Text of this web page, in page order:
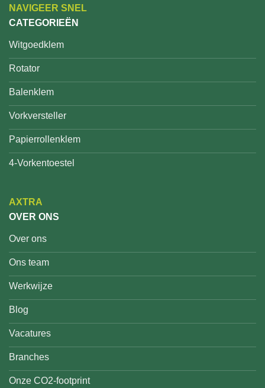
NAVIGEER SNEL
CATEGORIEËN
Witgoedklem
Rotator
Balenklem
Vorkversteller
Papierrollenklem
4-Vorkentoestel
AXTRA
OVER ONS
Over ons
Ons team
Werkwijze
Blog
Vacatures
Branches
Onze CO2-footprint